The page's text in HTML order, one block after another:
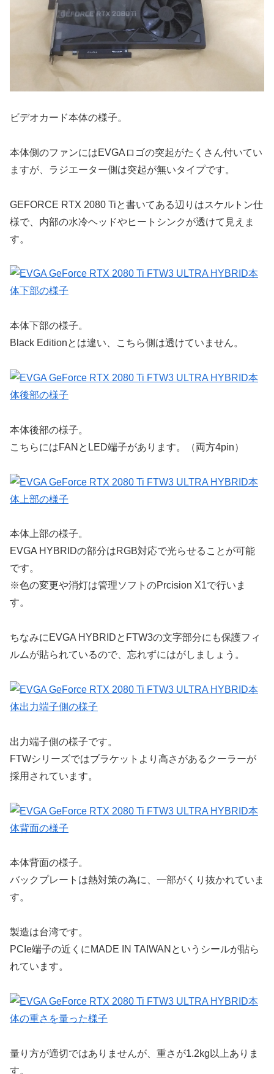
ビデオカード本体の様子。
本体側のファンにはEVGAロゴの突起がたくさん付いてい
ますが、ラジエーター側は突起が無いタイプです。
GEFORCE RTX 2080 Tiと書いてある辺りはスケルトン仕
様で、内部の水冷ヘッドやヒートシンクが透けて見えま
す。
本体下部の様子。
Black Editionとは違い、こちら側は透けていません。
本体後部の様子。
こちらにはFANとLED端子があります。（両方4pin）
本体上部の様子。
EVGA HYBRIDの部分はRGB対応で光らせることが可能
です。
※色の変更や消灯は管理ソフトのPrcision X1で行いま
す。
ちなみにEVGA HYBRIDとFTW3の文字部分にも保護フィ
ルムが貼られているので、忘れずにはがしましょう。
出力端子側の様子です。
FTWシリーズではブラケットより高さがあるクーラーが
採用されています。
本体背面の様子。
バックプレートは熱対策の為に、一部がくり抜かれていま
す。
製造は台湾です。
PCIe端子の近くにMADE IN TAIWANというシールが貼ら
れています。
量り方が適切ではありませんが、重さが1.2kg以上ありま
す。